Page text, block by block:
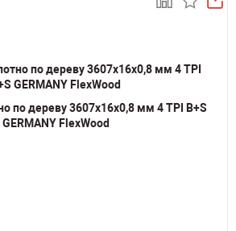
по дереву 3607х16х0,8 мм 4 TPI B+S
GERMANY FlexWood